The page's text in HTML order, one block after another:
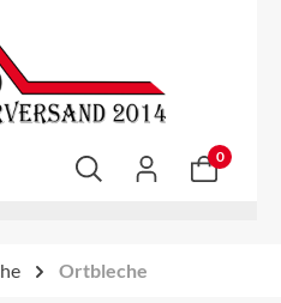
0
Ortbleche